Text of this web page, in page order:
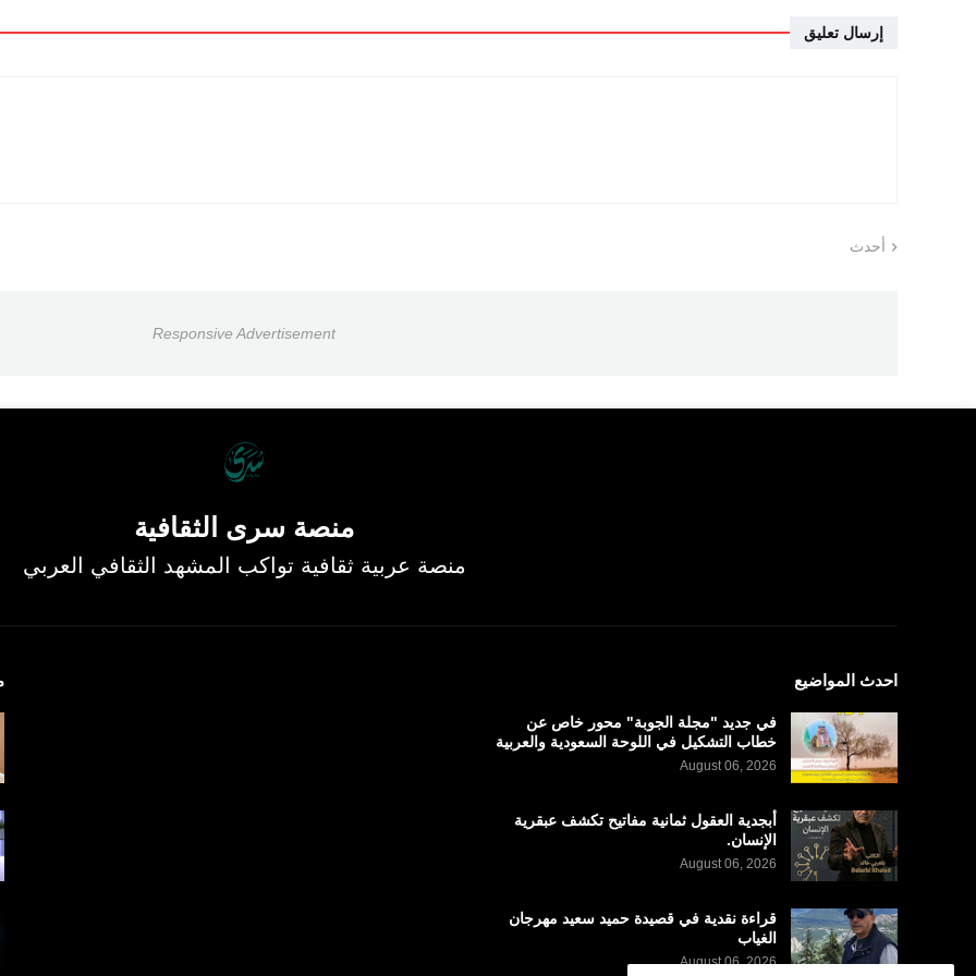
إرسال تعليق
أحدث
Responsive Advertisement
منصة سرى الثقافية
منصة عربية ثقافية تواكب المشهد الثقافي العربي
احدث المواضيع
في جديد "مجلة الجوبة" محور خاص عن
خطاب التشكيل في اللوحة السعودية والعربية
August 06, 2026
أبجدية العقول ثمانية مفاتيح تكشف عبقرية
الإنسان.
August 06, 2026
قراءة نقدية في قصيدة حميد سعيد مهرجان
الغياب
August 06, 2026